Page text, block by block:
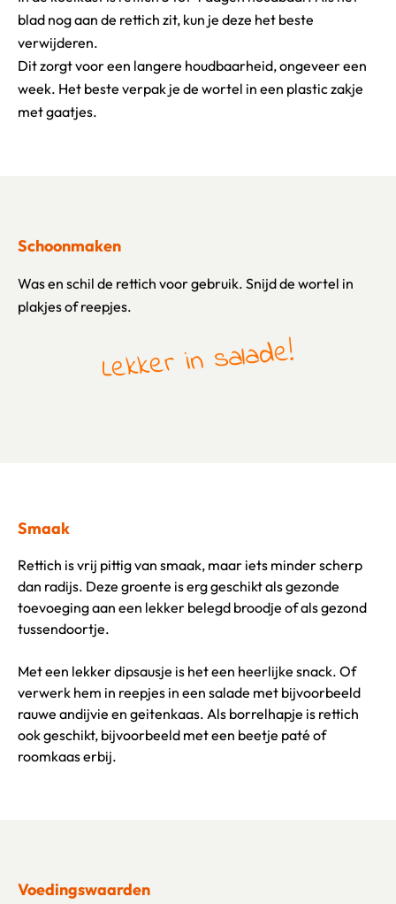
blad nog aan de rettich zit, kun je deze het beste
verwijderen.
Dit zorgt voor een langere houdbaarheid, ongeveer een
week. Het beste verpak je de wortel in een plastic zakje
met gaatjes.
Schoonmaken
Was en schil de rettich voor gebruik. Snijd de wortel in
plakjes of reepjes.
Lekker in salade!
Smaak
Rettich is vrij pittig van smaak, maar iets minder scherp
dan radijs. Deze groente is erg geschikt als gezonde
toevoeging aan een lekker belegd broodje of als gezond
tussendoortje.
Met een lekker dipsausje is het een heerlijke snack. Of
verwerk hem in reepjes in een salade met bijvoorbeeld
rauwe andijvie en geitenkaas. Als borrelhapje is rettich
ook geschikt, bijvoorbeeld met een beetje paté of
roomkaas erbij.
Voedingswaarden